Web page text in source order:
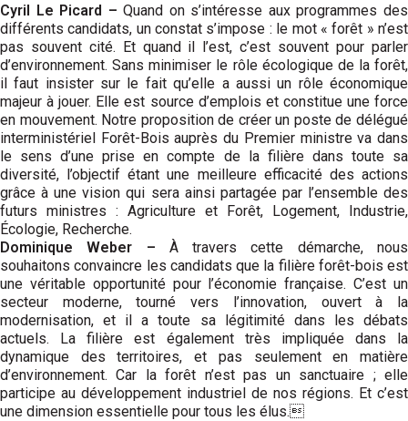
Cyril Le Picard – Quand on s’inté­resse aux programmes des
différents candidats, un constat s’impose : le mot « forêt » n’est
pas souvent cité. Et quand il l’est, c’est souvent pour parler
d’environnement. Sans minimiser le rôle écologique de la forêt,
il faut insister sur le fait qu’elle a aussi un rôle économique
majeur à jouer. Elle est source d’emplois et constitue une force
en mouvement. Notre proposition de créer un poste de délégué
interministériel Forêt-Bois auprès du Premier ministre va dans
le sens d’une prise en compte de la filière dans toute sa
diversité, l’objectif étant une meilleure efficacité des actions
grâce à une vision qui sera ainsi partagée par l’ensemble des
futurs ministres : Agri­culture et Forêt, Logement, Industrie,
Écologie, Recherche.
Dominique Weber – À travers cette démarche, nous
souhaitons convaincre les candidats que la filière forêt-bois est
une véritable opportunité pour l’économie française. C’est un
secteur moderne, tourné vers l’innovation, ouvert à la
modernisation, et il a toute sa légitimité dans les débats
actuels. La filière est également très impliquée dans la
dynamique des territoires, et pas seulement en matière
d’environnement. Car la forêt n’est pas un sanctuaire ; elle
participe au développement industriel de nos régions. Et c’est
une dimension essentielle pour tous les élus.